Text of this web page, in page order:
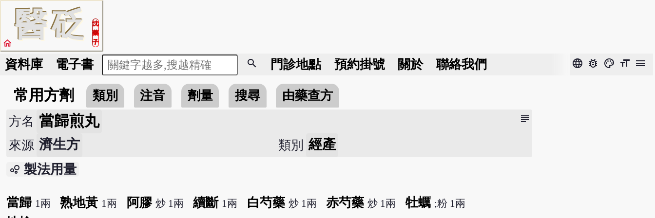
醫砭
沈
藥
子
home
資料庫 電子書 search 門診地點 預約掛號 關於 聯絡我們 language bug_report color_lens format_size menu
常用方劑 類別 注音 劑量 搜尋 由藥查方
subject
方名 當歸煎丸
來源 濟生方 類別 經產
bubble_chart 製法用量
當歸 1兩 熟地黃 1兩 阿膠 炒 1兩 續斷 1兩 白芍藥 炒 1兩 赤芍藥 炒 1兩 牡蠣 ;粉 1兩